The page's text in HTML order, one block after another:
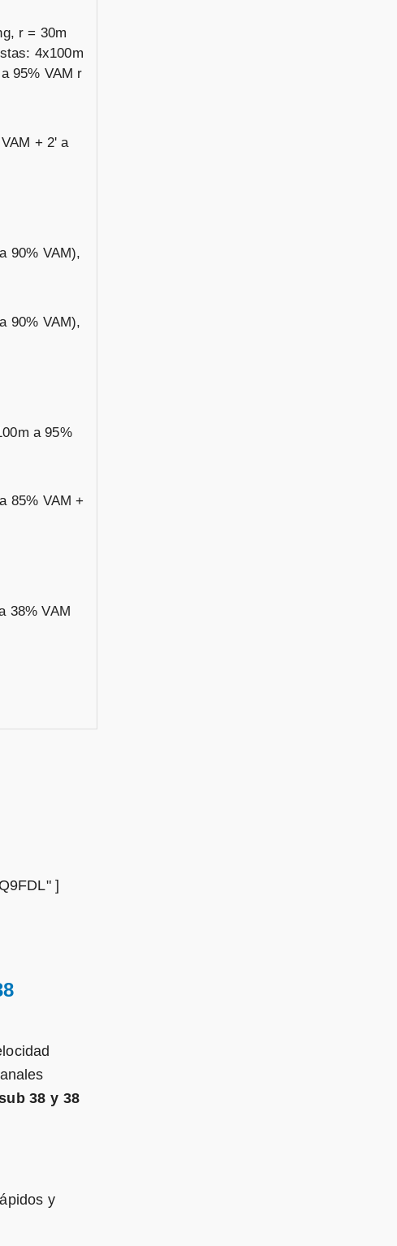
r = 30m
4x100m
95% VAM r
+ 2' a
90% VAM),
90% VAM),
a 95%
85% VAM +
38% VAM
]
38 y 38
y